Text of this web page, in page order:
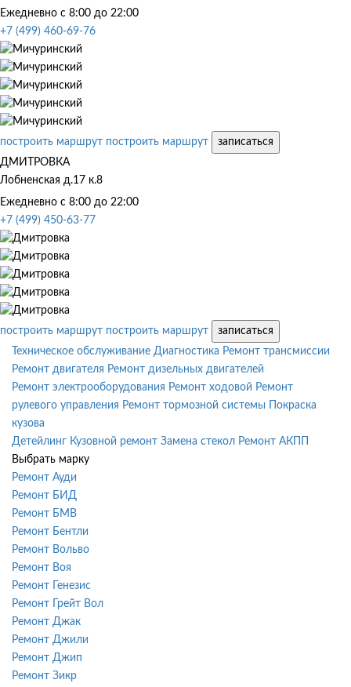
Ежедневно с 8:00 до 22:00
+7 (499) 460-69-76
построить маршрут построить маршрут
записаться
ДМИТРОВКА
Лобненская д.17 к.8
Ежедневно с 8:00 до 22:00
+7 (499) 450-63-77
построить маршрут построить маршрут
записаться
Техническое обслуживание Диагностика Ремонт трансмиссии
Ремонт двигателя Ремонт дизельных двигателей
Ремонт электрооборудования Ремонт ходовой Ремонт
рулевого управления Ремонт тормозной системы
Покраска
кузова
Детейлинг Кузовной ремонт Замена стекол Ремонт АКПП
Выбрать марку
Ремонт Ауди
Ремонт БИД
Ремонт БМВ
Ремонт Бентли
Ремонт Вольво
Ремонт Воя
Ремонт Генезис
Ремонт Грейт Вол
Ремонт Джак
Ремонт Джили
Ремонт Джип
Ремонт Зикр